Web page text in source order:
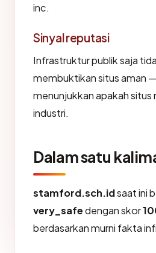
inc.
Sinyal reputasi
Infrastruktur publik saja
membuktikan situs aman
menunjukkan apakah
industri.
Dalam satu
stamford.sch.idsaat ini
very_safedengan skor
berdasarkan murni fakta